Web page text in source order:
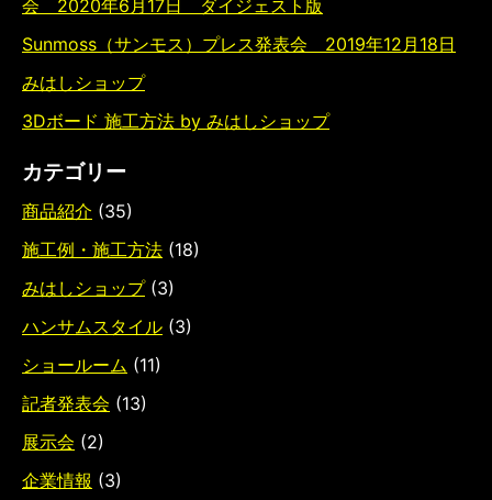
会 2020年6月17日 ダイジェスト版
Sunmoss（サンモス）プレス発表会 2019年12月18日
みはしショップ
3Dボード 施工方法 by みはしショップ
カテゴリー
商品紹介 (35)
施工例・施工方法 (18)
みはしショップ(3)
ハンサムスタイル (3)
ショールーム (11)
記者発表会 (13)
展示会 (2)
企業情報 (3)